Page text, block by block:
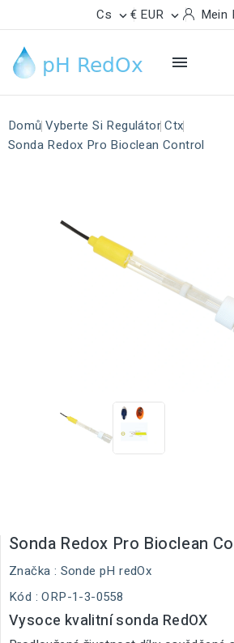
Cs  € EUR  Mein

Domů Vyberte Si Regulátor Ctx
Sonda Redox Pro Bioclean Control
Sonda Redox Pro Bioclean
Značka : Sonde pH redOx
Kód : ORP-1-3-0558
Vysoce kvalitní sonda RedOX